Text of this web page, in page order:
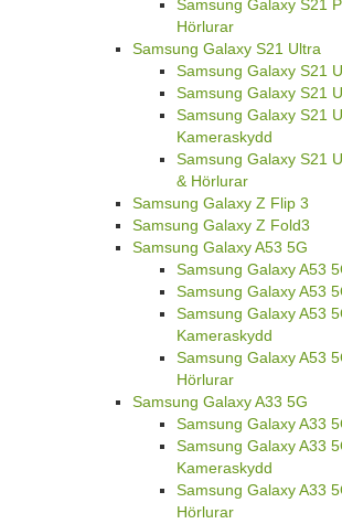
Samsung Galaxy S21
Hörlurar
Samsung Galaxy S21 Ultra
Samsung Galaxy S21
Samsung Galaxy S21
Samsung Galaxy S21
Kameraskydd
Samsung Galaxy S21
& Hörlurar
Samsung Galaxy Z Flip 3
Samsung Galaxy Z Fold3
Samsung Galaxy A53 5G
Samsung Galaxy A53
Samsung Galaxy A53
Samsung Galaxy A53
Kameraskydd
Samsung Galaxy A53
Hörlurar
Samsung Galaxy A33 5G
Samsung Galaxy A33
Samsung Galaxy A33
Kameraskydd
Samsung Galaxy A33
Hörlurar